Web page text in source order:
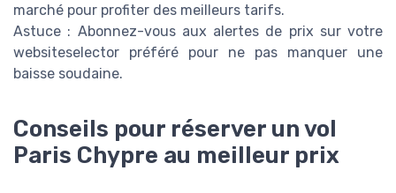
marché pour profiter des meilleurs tarifs.
Astuce : Abonnez-vous aux alertes de prix sur votre
websiteselector préféré pour ne pas manquer une
baisse soudaine.
Conseils pour réserver un vol
Paris Chypre au meilleur prix